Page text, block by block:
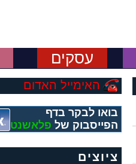
עסקים
האימייל האדום
בואו לבקר בדף
הפייסבוק של פלאשנט
ציוצים